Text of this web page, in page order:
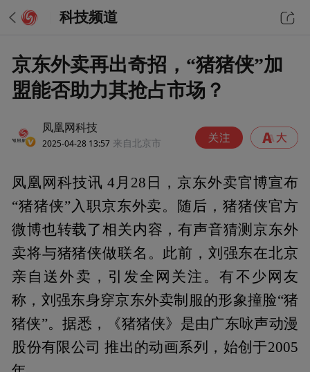
科技频道
京东外卖再出奇招，“猪猪侠”加
盟能否助力其抢占市场？
凤凰网科技
2025-04-28 13:57 来自北京市
凤凰网科技讯 4月28日，京东外卖官博宣布
“猪猪侠”入职京东外卖。随后，猪猪侠官方
微博也转载了相关内容，有声音猜测京东外
卖将与猪猪侠做联名。此前，刘强东在北京
亲自送外卖，引发全网关注。有不少网友
称，刘强东身穿京东外卖制服的形象撞脸“猪
猪侠”。据悉，《猪猪侠》是由广东咏声动漫
股份有限公司 推出的动画系列，始创于2005